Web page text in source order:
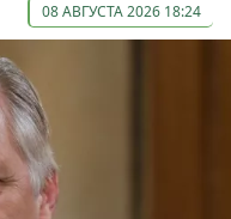
08 АВГУСТА 2026 18:24